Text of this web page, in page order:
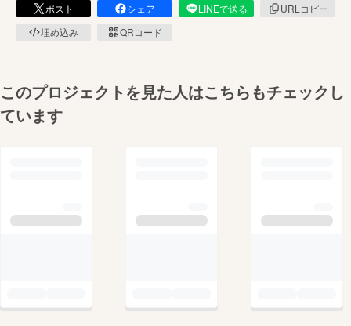
ポスト シェア LINEで送る
URLコピー
埋め込み
QRコード
このプロジェクトを見た人はこちらもチェックし
ています